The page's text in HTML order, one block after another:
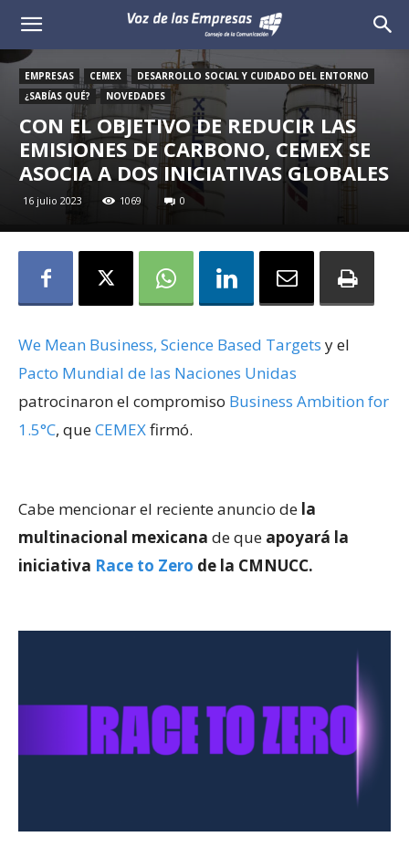
Voz
de
Empresas
EMPRESAS CEMEX
DESARROLLO SOCIAL Y CUIDADO DEL ENTORNO
¿SABÍAS QUÉ?
NOVEDADES
CON EL OBJETIVO DE REDUCIR LAS
EMISIONES DE CARBONO, CEMEX SE
ASOCIA A DOS INICIATIVAS GLOBALES
16 julio 2023 1069 0
We Mean Business, Science Based Targets y el
Pacto Mundial de las Naciones Unidas
patrocinaron el compromiso Business Ambition for
1.5°C, queCEMEXfirmó.
Cabe mencionar el reciente anuncio de la
multinacional mexicana de que apoyará la
iniciativa Race to Zero de la CMNUCC.